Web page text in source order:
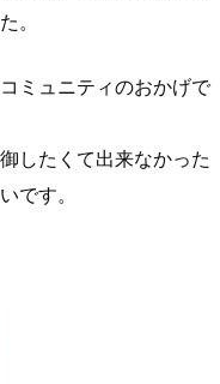
。
ミュニティのおかげで
したくて出来なかった
です。